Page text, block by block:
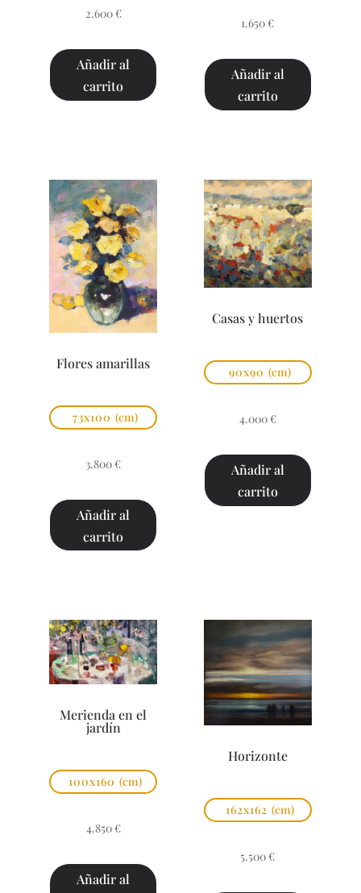
2.600 €
Añadir al
carrito
1.650 €
Añadir al
carrito
Flores amarillas
73x100 (cm)
3.800 €
Añadir al
carrito
Casas y huertos
90x90 (cm)
4.000 €
Añadir al
carrito
Merienda en el
jardín
100x160 (cm)
4.850 €
Añadir al
Horizonte
162x162 (cm)
5.500 €